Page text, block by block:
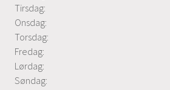
Tirsdag:
Onsdag:
Torsdag:
Fredag:
Lørdag:
Søndag: